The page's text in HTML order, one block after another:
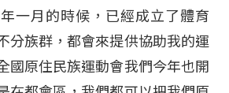
一月的時候，已經成立了體育
分族群，都會來提供協助我的運
國原住民族運動會我們今年也開